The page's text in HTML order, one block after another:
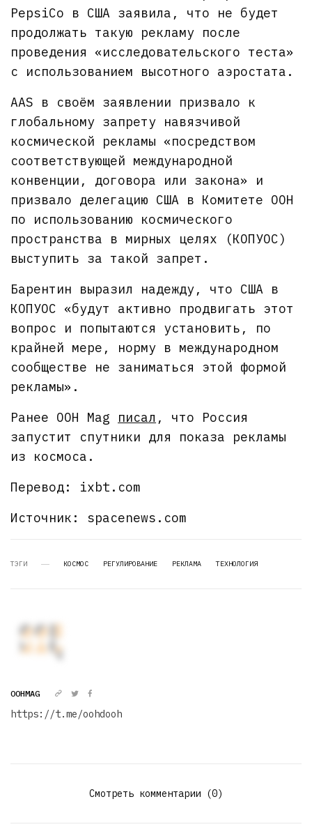
PepsiCo в США заявила, что не будет
продолжать такую рекламу после
проведения «исследовательского теста»
с использованием высотного аэростата.
AAS в своём заявлении призвало к
глобальному запрету навязчивой
космической рекламы «посредством
соответствующей международной
конвенции, договора или закона» и
призвало делегацию США в Комитете ООН
по использованию космического
пространства в мирных целях (КОПУОС)
выступить за такой запрет.
Барентин выразил надежду, что США в
КОПУОС «будут активно продвигать этот
вопрос и попытаются установить, по
крайней мере, норму в международном
сообществе не заниматься этой формой
рекламы».
Ранее OOH Mag писал , что Россия
запустит спутники для показа рекламы
из космоса.
Перевод: ixbt.com
Источник: spacenews.com
ТЭГИ КОСМОС РЕГУЛИРОВАНИЕ РЕКЛАМА ТЕХНОЛОГИЯ
OOHMAG
https://t.me/oohdooh
Смотреть комментарии (0)